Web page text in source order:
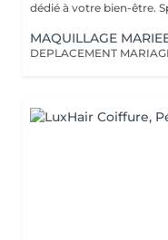
MAQUILLAGE
DEPLACEMENT